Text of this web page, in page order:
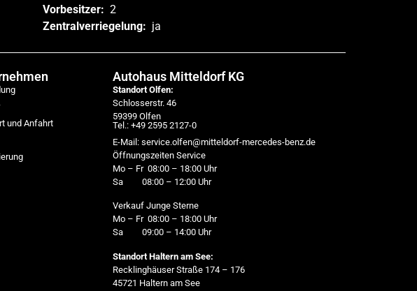
Vorbesitzer: 2
Zentralverriegelung: ja
und Anfahrt
Autohaus Mitteldorf KG
Standort Olfen:
Schlosserstr. 46
59399 Olfen
Tel.: +49 2595 2127-0
E-Mail: service.olfen@mitteldorf-mercedes-benz.de
Öffnungszeiten Service
Mo – Fr 08:00 – 18:00 Uhr
Sa 08:00 – 12:00 Uhr
Verkauf Junge Sterne
Mo – Fr 08:00 – 18:00 Uhr
Sa 09:00 – 14:00 Uhr
Standort Haltern am See:
Recklinghäuser Straße 174 – 176
45721 Haltern am See